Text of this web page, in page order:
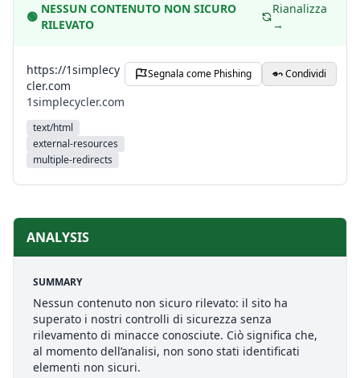
🟢
NESSUN CONTENUTO NON SICURO
RILEVATO
Rianalizza
→
https://1simplecy
cler.com
1simplecycler.com
text/html
external-resources
multiple-redirects
Segnala come Phishing Condividi
ANALYSIS
SUMMARY
Nessun contenuto non sicuro rilevato: il sito ha
superato i nostri controlli di sicurezza senza
rilevamento di minacce conosciute. Ciò significa che,
al momento dell’analisi, non sono stati identificati
elementi non sicuri.